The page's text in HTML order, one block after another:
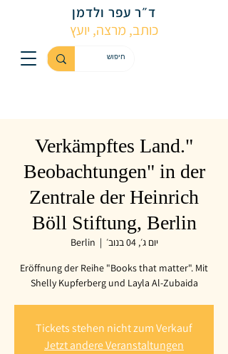
ד״ר עפר ולדמן
כותב, מרצה, יועץ
"Verkämpftes Land.
Beobachtungen" in der
Zentrale der Heinrich
Böll Stiftung, Berlin
יום ג׳, 04 בנוב׳
  |
Berlin
Eröffnung der Reihe "Books that matter". Mit
Shelly Kupferberg und Layla Al-Zubaida
Tickets stehen nicht zum Verkauf
Jetzt andere Veranstaltungen